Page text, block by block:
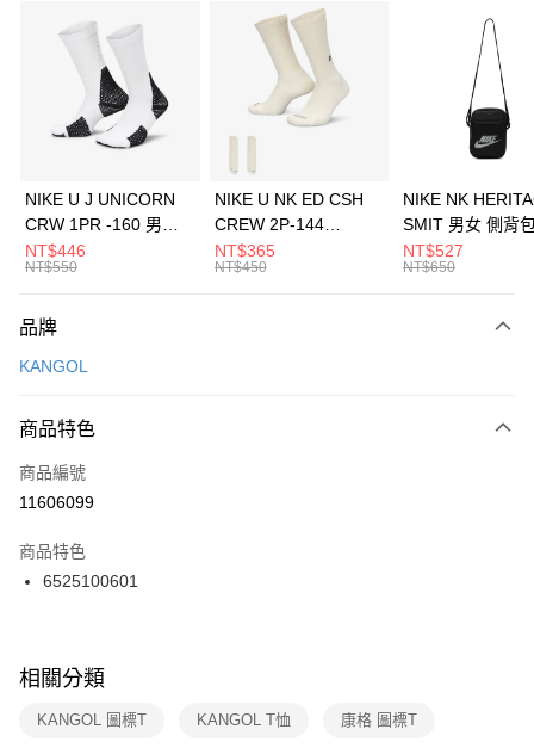
3 期 0 利率 每期 21家銀行
合作金庫商業銀行
第一商業銀行
華南商業銀行
彰化商業銀行
上海商業儲蓄銀行
元大商業銀行
台灣樂天信用卡公司
Apple Pay
全盈+PAY
AFTEE先享後付
【關於「AFTEE先享後付」】
便利好安心！
３．安心：先確認商品／服務後，再付款。
【「AFTEE先享後付」結帳流程】
１．於結帳方式選擇「AFTEE先享後付」後，將跳轉至「AFTEE先享後付」
２．訂單成立數日內，您將收到繳費通知簡訊。
３．收到繳費通知簡訊後14天內，點擊此簡訊中的連結，可透過四大超商／
ATM／網路銀行／等多元方式進行付款，方視為交易完成。
※ 交易是否成功請以「AFTEE先享後付 」之結帳頁面顯示為準，若有關於
是否繳費成功／繳費後需取消欲退款等相關疑問，請聯繫「AFTEE先享後付
客戶支援中心」https://netprotections.freshdesk.com/support/home
運送方式
每筆NT$100，滿NT$1,500(含以上)免運費
宅配
每筆NT$100，滿NT$1,500(含以上)免運費
付款後門市自取
每筆NT$100，滿NT$1,500(含以上)免運費
NIKE U J UNICORN
CRW 1PR -160 男女
中統襪 FZ3393100
NT$446
NT$550
NIKE U NK ED CSH
CREW 2P-144
EMBRDY 男女 短統襪
FZ3073133
NT$365
NT$450
NIKE NK
SMIT 男女 側背
BA5871010
NT$527
NT$650
品牌
KANGOL
商品特色
商品編號
11606099
商品特色
6525100601
相關分類
KANGOL 圖標T KANGOL T恤 康格 圖標T